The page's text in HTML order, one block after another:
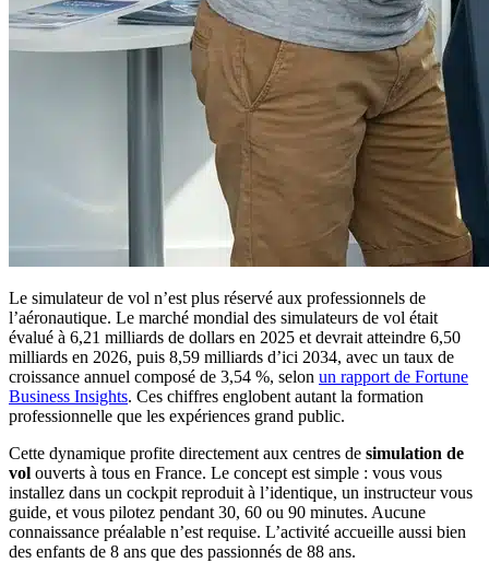
Le simulateur de vol n’est plus réservé aux professionnels de
l’aéronautique. Le marché mondial des simulateurs de vol était
évalué à 6,21 milliards de dollars en 2025 et devrait atteindre 6,50
milliards en 2026, puis 8,59 milliards d’ici 2034, avec un taux de
croissance annuel composé de 3,54 %, selon un rapport de Fortune
Business Insights. Ces chiffres englobent autant la formation
professionnelle que les expériences grand public.
Cette dynamique profite directement aux centres de simulation de
vol ouverts à tous en France. Le concept est simple : vous vous
installez dans un cockpit reproduit à l’identique, un instructeur vous
guide, et vous pilotez pendant 30, 60 ou 90 minutes. Aucune
connaissance préalable n’est requise. L’activité accueille aussi bien
des enfants de 8 ans que des passionnés de 88 ans.